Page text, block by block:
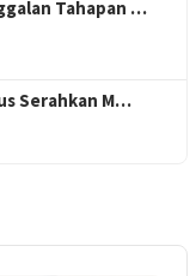
Tahapan …
Serahkan M…